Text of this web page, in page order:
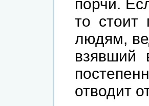
порчи.
то стоит
людям,
взявший
отводит